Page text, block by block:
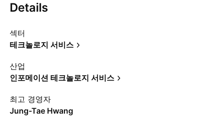
Details
섹터
테크놀로지 서비스
산업
인포메이션 테크놀로지 서비스
최고 경영자
Jung-Tae Hwang